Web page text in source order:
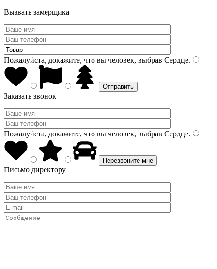
Вызвать замерщика
Пожалуйста, докажите, что вы человек, выбрав Сердце.
Заказать звонок
Пожалуйста, докажите, что вы человек, выбрав Сердце.
Письмо директору